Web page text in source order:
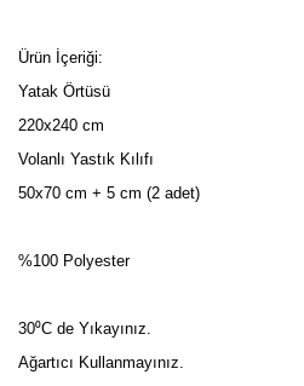
Ürün İçeriği:
Yatak Örtüsü
220x240 cm
Volanlı Yastık Kılıfı
50x70 cm + 5 cm (2 adet)
%100 Polyester
30⁰C de Yıkayınız.
Ağartıcı Kullanmayınız.